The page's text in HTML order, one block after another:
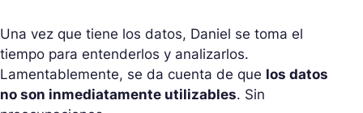
Una vez que tiene los datos, Daniel se toma el
tiempo para entenderlos y analizarlos.
Lamentablemente, se da cuenta de que los datos
no son inmediatamente utilizables. Sin